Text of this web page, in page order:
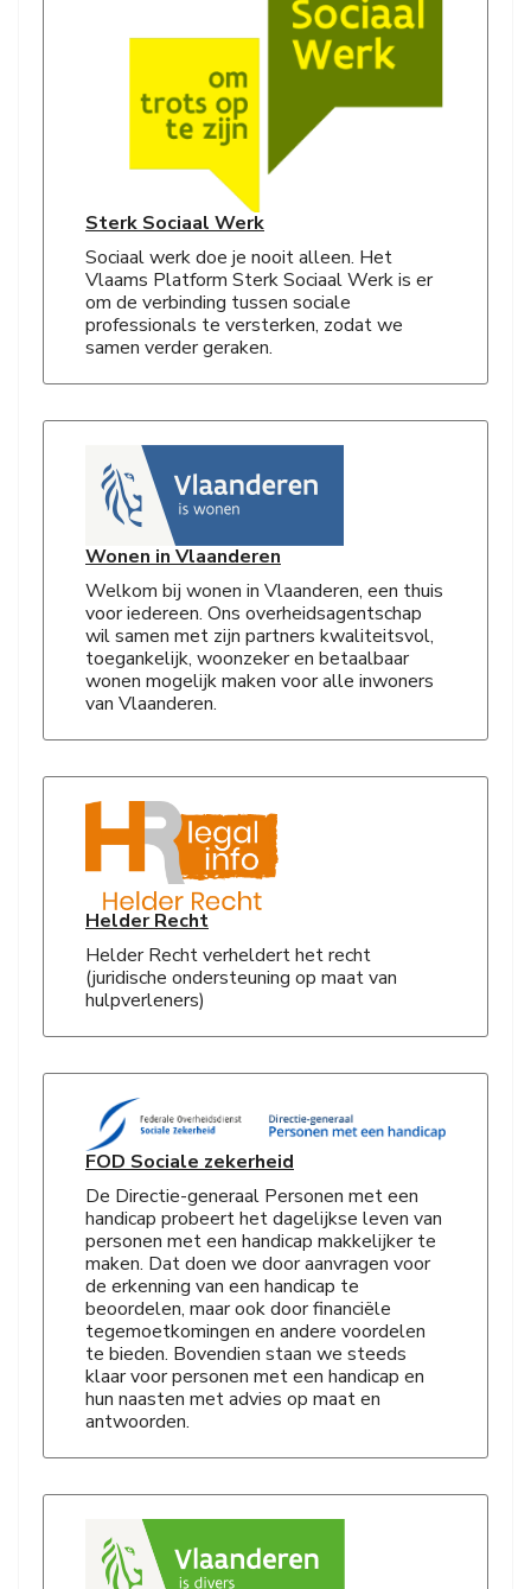
Sterk Sociaal Werk
Sociaal werk doe je nooit alleen. Het
Vlaams Platform Sterk Sociaal Werk is er
om de verbinding tussen sociale
professionals te versterken, zodat we
samen verder geraken.
Wonen in Vlaanderen
Welkom bij wonen in Vlaanderen, een thuis
voor iedereen. Ons overheidsagentschap
wil samen met zijn partners kwaliteitsvol,
toegankelijk, woonzeker en betaalbaar
wonen mogelijk maken voor alle inwoners
van Vlaanderen.
Helder Recht
Helder Recht verheldert het recht
(juridische ondersteuning op maat van
hulpverleners)
FOD Sociale zekerheid
De Directie-generaal Personen met een
handicap probeert het dagelijkse leven van
personen met een handicap makkelijker te
maken. Dat doen we door aanvragen voor
de erkenning van een handicap te
beoordelen, maar ook door financiële
tegemoetkomingen en andere voordelen
te bieden. Bovendien staan we steeds
klaar voor personen met een handicap en
hun naasten met advies op maat en
antwoorden.